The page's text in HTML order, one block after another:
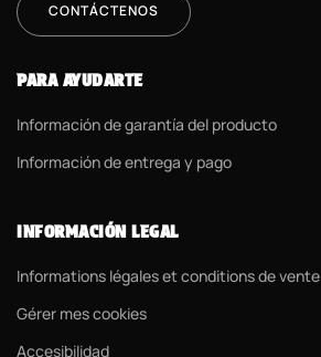
CONTÁCTENOS
PARA AYUDARTE
Información de garantía del producto
Información de entrega y pago
INFORMACIÓN LEGAL
Informations légales et conditions de vente
Gérer mes cookies
Accesibilidad